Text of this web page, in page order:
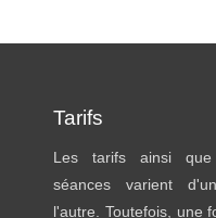
Tarifs
Les tarifs ainsi
séances varient
l'autre. Toutefois, une